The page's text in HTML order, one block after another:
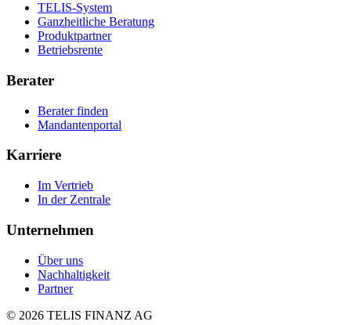
TELIS-System
Ganzheitliche Beratung
Produktpartner
Betriebsrente
Berater
Berater finden
Mandantenportal
Karriere
Im Vertrieb
In der Zentrale
Unternehmen
Über uns
Nachhaltigkeit
Partner
© 2026 TELIS FINANZ AG